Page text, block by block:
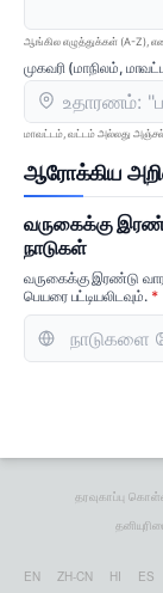
ஆங்கில எழுத்துக்கள் (A-Z),
முகவரி (மாநிலம்,
மாவட்டம், வட்டம் அல்லது அஞ்சல்
ஆரோக்கிய
வருகைக்கு
நாடுகள்
வருகைக்கு இரண்டு
பெயரை பட்டியலிடவும்.
தரவுகாப்பு
EN ZH-CN HI ES